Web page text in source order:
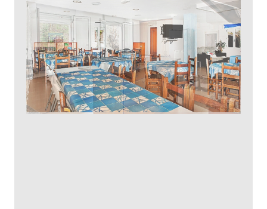
único laboratorio en su clase de España y uno
de los pocos de Europa. Ofrecen visitas
guiadas previa reserva.